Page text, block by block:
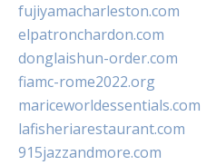
fujiyamacharleston.com
elpatronchardon.com
donglaishun-order.com
fiamc-rome2022.org
mariceworldessentials.com
lafisheriarestaurant.com
915jazzandmore.com